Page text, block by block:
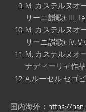
M. カステルヌオ
リーニ讃歌): III.
M. カステルヌオ
リーニ讃歌): IV.
M. カステルヌオ
ナディーリャ作
A.ルーセル セゴ
国内海外： https://